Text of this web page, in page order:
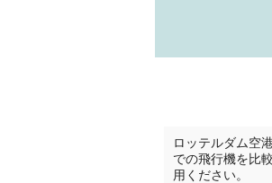
ロッテルダム空
での飛行機を比
用ください。